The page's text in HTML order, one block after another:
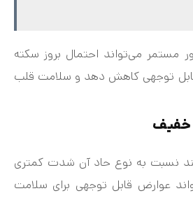
مستمر می‌تواند احتمال بروز سکته
توجهی کاهش دهد و سلامت قلب
خفیف
نسبت به نوع حاد آن شدت کمتری
عوارض قابل توجهی برای سلامت